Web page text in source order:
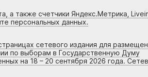
а также счетчики Яндекс.Метрика,
персональных данных.
сетевого издания для
по выборам в Государственную Думу
на 18 – 20 сентября 2026 года.